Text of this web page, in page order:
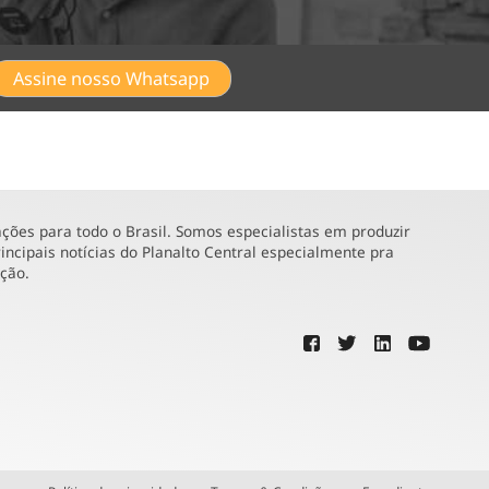
Assine nosso Whatsapp
para todo o Brasil. Somos especialistas em produzir
notícias do Planalto Central especialmente pra